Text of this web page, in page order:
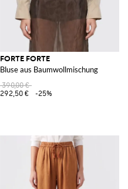
FORTE FORTE
Bluse aus Baumwollmischung
390,00 €
292,50 €
-25%